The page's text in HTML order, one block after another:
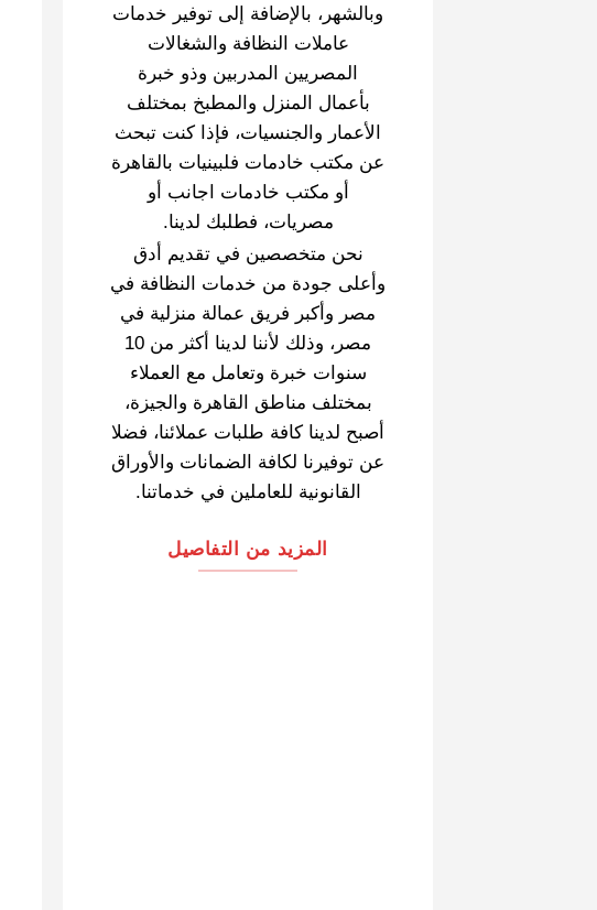
وبالشهر، بالإضافة إلى توفير خدمات
عاملات النظافة والشغالات
المصريين المدربين وذو خبرة
بأعمال المنزل والمطبخ بمختلف
الأعمار والجنسيات، فإذا كنت تبحث
عن مكتب خادمات فلبينيات بالقاهرة
أو مكتب خادمات اجانب أو
مصريات، فطلبك لدينا.
نحن متخصصين في تقديم أدق
وأعلى جودة من خدمات النظافة في
مصر وأكبر فريق عمالة منزلية في
مصر، وذلك لأننا لدينا أكثر من 10
سنوات خبرة وتعامل مع العملاء
بمختلف مناطق القاهرة والجيزة،
أصبح لدينا كافة طلبات عملائنا، فضلا
عن توفيرنا لكافة الضمانات والأوراق
القانونية للعاملين في خدماتنا.
المزيد من التفاصيل